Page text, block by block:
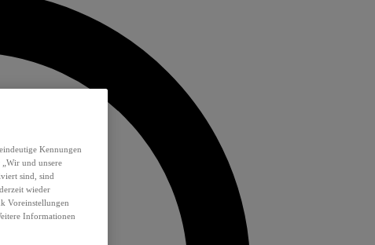
Kennungen
und unsere
sind, sind
wieder
Voreinstellungen
Informationen